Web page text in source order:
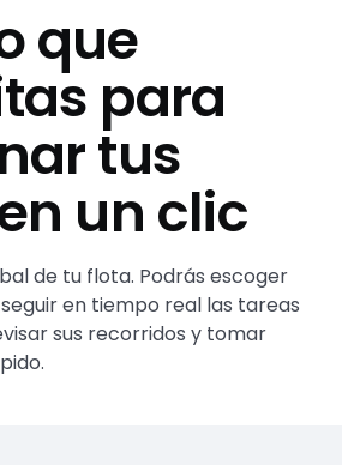
que
para
tus
un clic
de tu flota. Podrás escoger
en tiempo real las tareas
sus recorridos y tomar